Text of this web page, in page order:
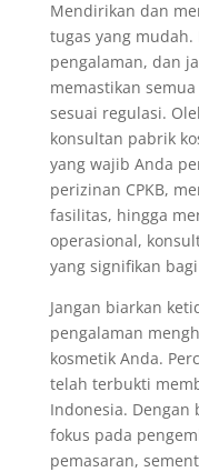
Mendirikan dan
tugas yang
pengalaman, dan
memastikan
sesuai regulasi.
konsultan pabrik
yang wajib Anda
perizinan CPKB,
fasilitas, hingga
operasional,
yang signifikan
Jangan biarkan
pengalaman
kosmetik Anda.
telah terbukti
Indonesia. Dengan
fokus pada
pemasaran,